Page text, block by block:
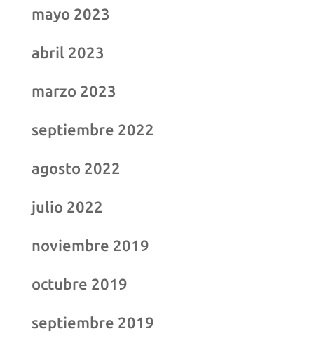
mayo 2023
abril 2023
marzo 2023
septiembre 2022
agosto 2022
julio 2022
noviembre 2019
octubre 2019
septiembre 2019